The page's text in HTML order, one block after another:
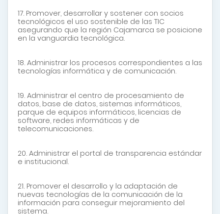
17. Promover, desarrollar y sostener con socios
tecnológicos el uso sostenible de las TIC
asegurando que la región Cajamarca se posicione
en la vanguardia tecnológica.
18. Administrar los procesos correspondientes a las
tecnologías informática y de comunicación.
19. Administrar el centro de procesamiento de
datos, base de datos, sistemas informáticos,
parque de equipos informáticos, licencias de
software, redes informáticas y de
telecomunicaciones.
20. Administrar el portal de transparencia estándar
e institucional.
21. Promover el desarrollo y la adaptación de
nuevas tecnologías de la comunicación de la
información para conseguir mejoramiento del
sistema.